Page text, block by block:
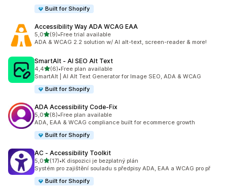
Built for Shopify
Accessibility Way ADA WCAG EAA
5,0z 5 hvězd
(9)
Celkový počet recenzí: 9
•Free trial available
ADA & WCAG 2.2 solution w/ AI alt-text, screen-reader & more!
SmartAlt ‑ AI SEO Alt Text
4,4z 5 hvězd
(6)
Celkový počet recenzí: 6
•Free plan available
SmartAlt | AI Alt Text Generator for Image SEO, ADA & WCAG
Built for Shopify
ADA Accessibility Code‑Fix
5,0z 5 hvězd
(8)
Celkový počet recenzí: 8
•Free plan available
ADA, EAA & WCAG compliance built for ecommerce growth
Built for Shopify
AC ‑ Accessibility Toolkit
5,0z 5 hvězd
(17)
Celkový počet recenzí: 17
•K dispozici je bezplatný plán
Systém pro zajištění souladu s předpisy ADA, EAA a WCAG pro př
Built for Shopify